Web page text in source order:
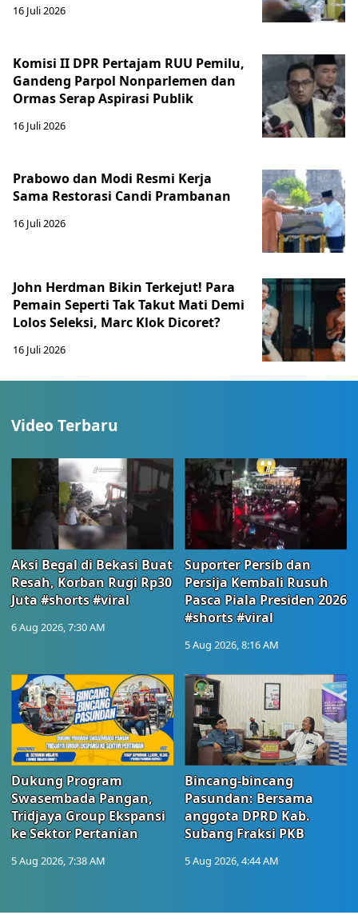
16 Juli 2026
Komisi II DPR Pertajam RUU Pemilu,
Gandeng Parpol Nonparlemen dan
Ormas Serap Aspirasi Publik
16 Juli 2026
Prabowo dan Modi Resmi Kerja
Sama Restorasi Candi Prambanan
16 Juli 2026
John Herdman Bikin Terkejut! Para
Pemain Seperti Tak Takut Mati Demi
Lolos Seleksi, Marc Klok Dicoret?
16 Juli 2026
Video Terbaru
Aksi Begal di Bekasi Buat
Resah, Korban Rugi Rp30
Juta #shorts #viral
6 Aug 2026, 7:30 AM
Suporter Persib dan
Persija Kembali Rusuh
Pasca Piala Presiden 2026
#shorts #viral
5 Aug 2026, 8:16 AM
Dukung Program
Swasembada Pangan,
Tridjaya Group Ekspansi
ke Sektor Pertanian
5 Aug 2026, 7:38 AM
Bincang-bincang
Pasundan: Bersama
anggota DPRD Kab.
Subang Fraksi PKB
5 Aug 2026, 4:44 AM